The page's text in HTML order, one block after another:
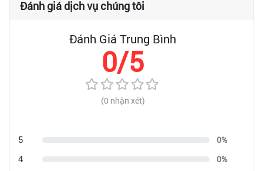
Đánh giá dịch vụ chúng tôi
Đánh Giá Trung Bình
0/5
(0 nhận xét)
5 0%
4 0%